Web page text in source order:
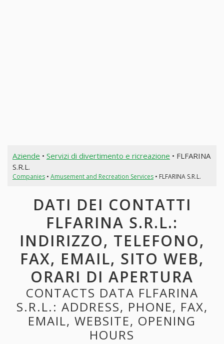
Aziende • Servizi di divertimento e ricreazione • FLFARINA
S.R.L.
Companies• Amusement and Recreation Services• FLFARINA S.R.L.
DATI DEI CONTATTI
FLFARINA S.R.L.:
INDIRIZZO, TELEFONO,
FAX, EMAIL, SITO WEB,
ORARI DI APERTURA
CONTACTS DATA FLFARINA
S.R.L.: ADDRESS, PHONE, FAX,
EMAIL, WEBSITE, OPENING
HOURS